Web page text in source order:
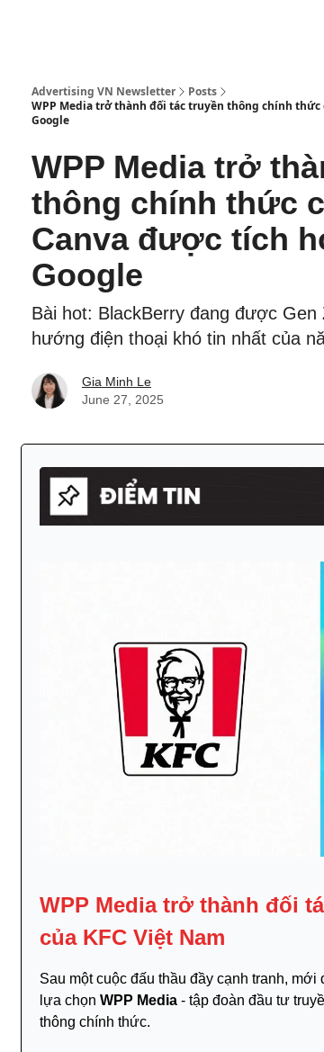
Advertising VN Newsletter
Posts
WPP Media trở thành đối tác truyền thông chính thức
Google
WPP Media trở
thông chính thức
Canva được tích
Google
Bài hot: BlackBerry đang được Gen
hướng điện thoại khó tin nhất của
Gia Minh Le
June 27, 2025
WPP Media trở thành đối
của KFC Việt Nam
Sau một cuộc đấu thầu đầy cạnh tranh, mới
lựa chọn WPP Media - tập đoàn đầu tư
thông chính thức.